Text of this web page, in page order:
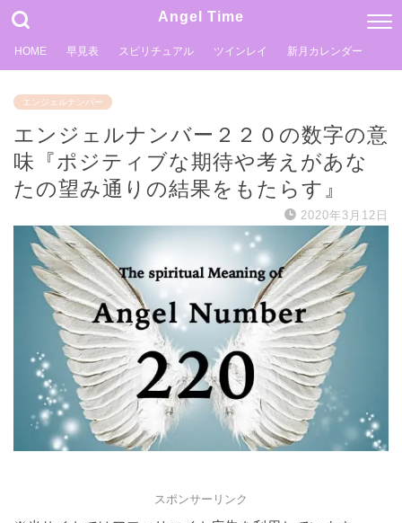
Angel Time
HOME 早見表 スピリチュアル ツインレイ 新月カレンダー
エンジェルナンバー
エンジェルナンバー２２０の数字の意
味『ポジティブな期待や考えがあな
たの望み通りの結果をもたらす』
2020年3月12日
スポンサーリンク